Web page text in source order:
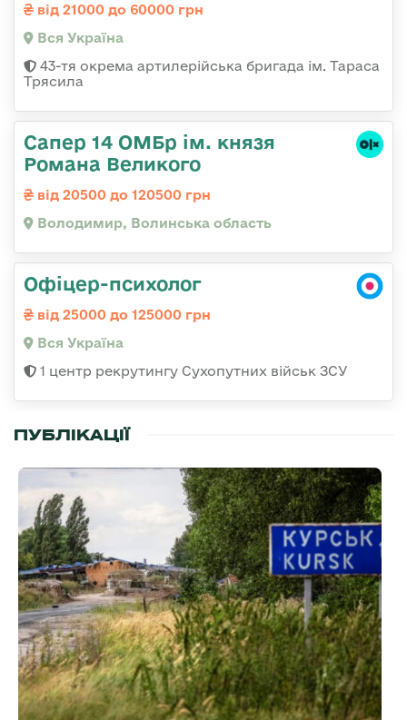
від 21000 до 60000 грн
Вся Україна
43-тя окрема артилерійська бригада ім. Тараса
Трясила
Сапер 14 ОМБр ім. князя
Романа Великого
від 20500 до 120500 грн
Володимир, Волинська область
Офіцер-психолог
від 25000 до 125000 грн
Вся Україна
1 центр рекрутингу Сухопутних військ ЗСУ
ПУБЛІКАЦІЇ